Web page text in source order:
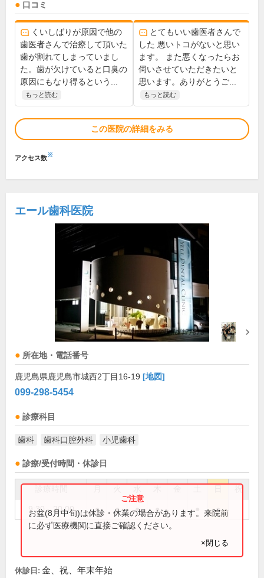
口コミ
くいしばりが原因で他の
歯医者さんで治療して頂いた
歯が割れてしまっていまし
た。歯が欠けていると口臭の
原因にもなり得るという...
もっと読む
とてもいい歯医者さんで
した 悪いトコがないと思い
ます。 また悪くなったらお
伺いさせていただきたいと
思います。ありがとうご...
もっと読む
この医院の詳細をみる
アクセス数※
エール歯科医院
所在地・電話番号
鹿児島県鹿児島市城西2丁目16-19 [地図]
099-298-5454
診療科目
歯科 歯科口腔外科 小児歯科
診療/受付時間・休診日
祝
9:30～20:00 ● ● ● ● ●
お盆(8月中旬)は休診・休業の場合があります。来院前
に必ず医療機関に直接ご確認ください。
×閉じる
休診日: 金、祝、年末年始